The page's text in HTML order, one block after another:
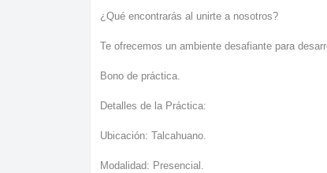
¿Qué encontrarás al unirte a nosotros?
Te ofrecemos un ambiente desafiante para
Bono de práctica.
Detalles de la Práctica:
Ubicación: Talcahuano.
Modalidad: Presencial.